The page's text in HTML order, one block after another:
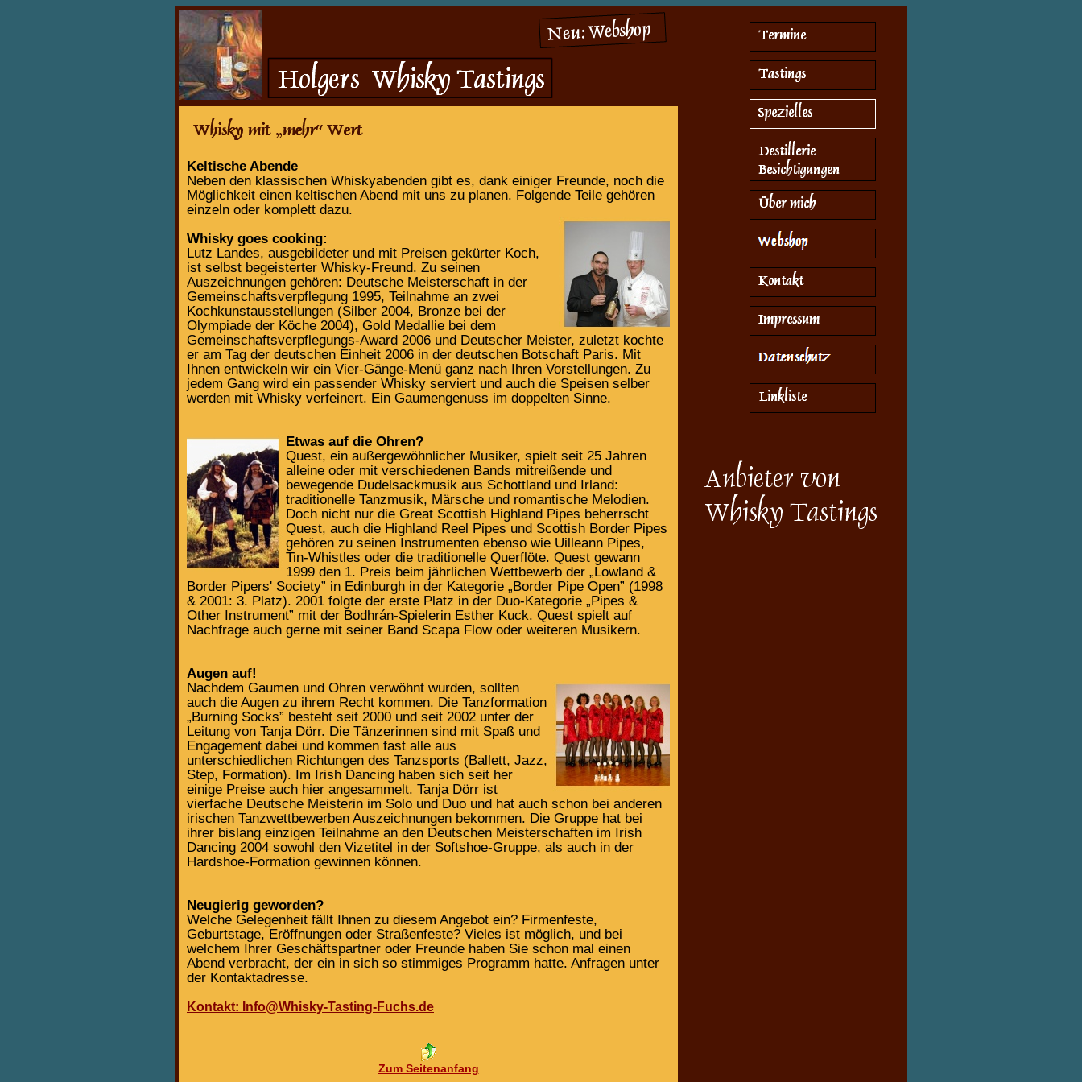
Keltische Abende
Neben den klassischen Whiskyabenden gibt es, dank einiger Freunde, noch die
Möglichkeit einen keltischen Abend mit uns zu planen. Folgende Teile gehören
einzeln oder komplett dazu.
Whisky goes cooking:
Lutz Landes, ausgebildeter und mit Preisen gekürter Koch,
ist selbst begeisterter Whisky-Freund. Zu seinen
Auszeichnungen gehören: Deutsche Meisterschaft in der
Gemeinschaftsverpflegung 1995, Teilnahme an zwei
Kochkunstausstellungen (Silber 2004, Bronze bei der
Olympiade der Köche 2004), Gold Medallie bei dem
Gemeinschaftsverpflegungs-Award 2006 und Deutscher Meister, zuletzt kochte
er am Tag der deutschen Einheit 2006 in der deutschen Botschaft Paris. Mit
Ihnen entwickeln wir ein Vier-Gänge-Menü ganz nach Ihren Vorstellungen. Zu
jedem Gang wird ein passender Whisky serviert und auch die Speisen selber
werden mit Whisky verfeinert. Ein Gaumengenuss im doppelten Sinne.
Etwas auf die Ohren?
Quest, ein außergewöhnlicher Musiker, spielt seit 25 Jahren
alleine oder mit verschiedenen Bands mitreißende und
bewegende Dudelsackmusik aus Schottland und Irland:
traditionelle Tanzmusik, Märsche und romantische Melodien.
Doch nicht nur die Great Scottish Highland Pipes beherrscht
Quest, auch die Highland Reel Pipes und Scottish Border Pipes
gehören zu seinen Instrumenten ebenso wie Uilleann Pipes,
Tin-Whistles oder die traditionelle Querflöte. Quest gewann
1999 den 1. Preis beim jährlichen Wettbewerb der „Lowland &
Border Pipers' Society” in Edinburgh in der Kategorie „Border Pipe Open” (1998
& 2001: 3. Platz). 2001 folgte der erste Platz in der Duo-Kategorie „Pipes &
Other Instrument” mit der Bodhrán-Spielerin Esther Kuck. Quest spielt auf
Nachfrage auch gerne mit seiner Band Scapa Flow oder weiteren Musikern.
Augen auf!
Nachdem Gaumen und Ohren verwöhnt wurden, sollten
auch die Augen zu ihrem Recht kommen. Die Tanzformation
„Burning Socks” besteht seit 2000 und seit 2002 unter der
Leitung von Tanja Dörr. Die Tänzerinnen sind mit Spaß und
Engagement dabei und kommen fast alle aus
unterschiedlichen Richtungen des Tanzsports (Ballett, Jazz,
Step, Formation). Im Irish Dancing haben sich seit her
einige Preise auch hier angesammelt. Tanja Dörr ist
vierfache Deutsche Meisterin im Solo und Duo und hat auch schon bei anderen
irischen Tanzwettbewerben Auszeichnungen bekommen. Die Gruppe hat bei
ihrer bislang einzigen Teilnahme an den Deutschen Meisterschaften im Irish
Dancing 2004 sowohl den Vizetitel in der Softshoe-Gruppe, als auch in der
Hardshoe-Formation gewinnen können.
Neugierig geworden?
Welche Gelegenheit fällt Ihnen zu diesem Angebot ein? Firmenfeste,
Geburtstage, Eröffnungen oder Straßenfeste? Vieles ist möglich, und bei
welchem Ihrer Geschäftspartner oder Freunde haben Sie schon mal einen
Abend verbracht, der ein in sich so stimmiges Programm hatte. Anfragen unter
der Kontaktadresse.
Kontakt: Info@Whisky-Tasting-Fuchs.de
Zum Seitenanfang